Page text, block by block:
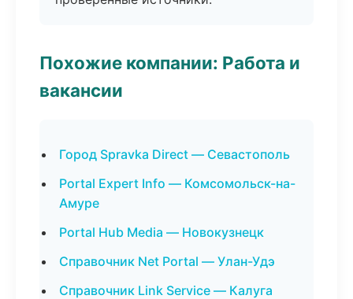
Похожие компании: Работа и
вакансии
Город Spravka Direct — Севастополь
Portal Expert Info — Комсомольск-на-
Амуре
Portal Hub Media — Новокузнецк
Справочник Net Portal — Улан-Удэ
Справочник Link Service — Калуга